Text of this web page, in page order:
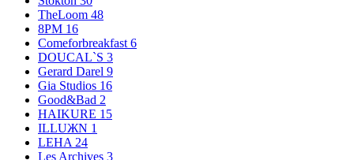
TheLoom 48
8PM 16
Comeforbreakfast 6
DOUCAL`S 3
Gerard Darel 9
Gia Studios 16
Good&Bad 2
HAIKURE 15
ILLUЖN 1
LEHA 24
Les Archives 3